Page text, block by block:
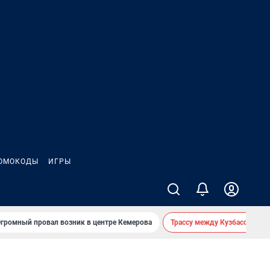
ИГРЫ
провал возник в центре Кемерова Трассу между Кузбассом и